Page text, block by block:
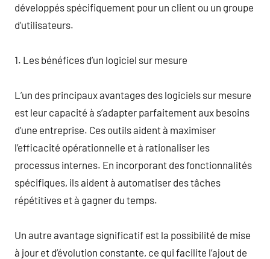
développés spécifiquement pour un client ou un groupe
d’utilisateurs.
1. Les bénéfices d’un logiciel sur mesure
L’un des principaux avantages des logiciels sur mesure
est leur capacité à s’adapter parfaitement aux besoins
d’une entreprise. Ces outils aident à maximiser
l’efficacité opérationnelle et à rationaliser les
processus internes. En incorporant des fonctionnalités
spécifiques, ils aident à automatiser des tâches
répétitives et à gagner du temps.
Un autre avantage significatif est la possibilité de mise
à jour et d’évolution constante, ce qui facilite l’ajout de